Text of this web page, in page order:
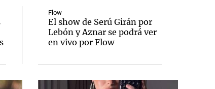
Flow
El show de Serú Girán por
Lebón y Aznar se podrá ver
en vivo por Flow
Notas